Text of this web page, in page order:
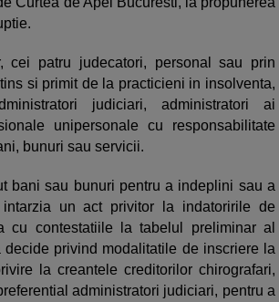
cei patru judecatori, personal sau prin
si primit de la practicieni in insolventa,
judiciari, administratori ai
unipersonale cu responsabilitate
bunuri sau servicii.
bani sau bunuri pentru a indeplini sau a
un act privitor la indatoririle de
cu contestatiile la tabelul preliminar al
decide privind modalitatile de inscriere la
la creantele creditorilor chirografari,
administratori judiciari, pentru a